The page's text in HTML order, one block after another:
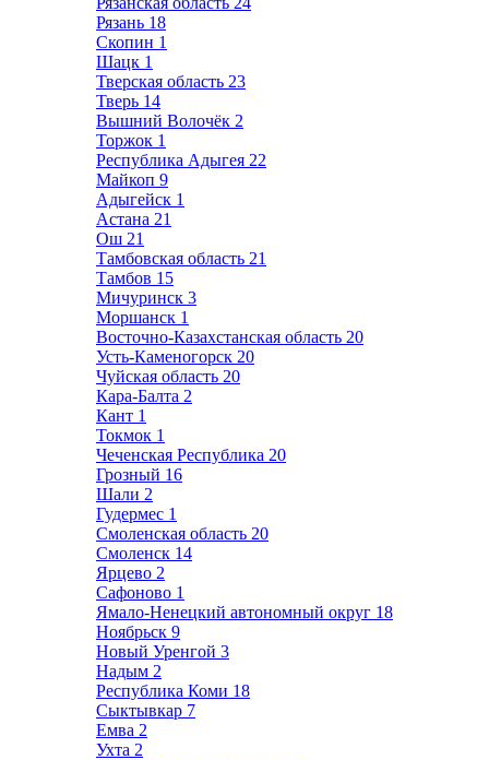
Рязань 18
Скопин 1
Шацк 1
Тверская область 23
Тверь 14
Вышний Волочёк 2
Торжок 1
Республика Адыгея 22
Майкоп 9
Адыгейск 1
Астана 21
Ош 21
Тамбовская область 21
Тамбов 15
Мичуринск 3
Моршанск 1
Восточно-Казахстанская область 20
Усть-Каменогорск 20
Чуйская область 20
Кара-Балта 2
Кант 1
Токмок 1
Чеченская Республика 20
Грозный 16
Шали 2
Гудермес 1
Смоленская область 20
Смоленск 14
Ярцево 2
Сафоново 1
Ямало-Ненецкий автономный округ 18
Ноябрьск 9
Новый Уренгой 3
Надым 2
Республика Коми 18
Сыктывкар 7
Емва 2
Ухта 2